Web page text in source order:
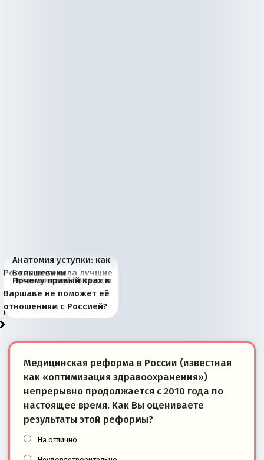
Анатомия уступки: как
Россия потеряла лучшие
рыбопромысловые
районы Баренцева
моря
Большевики
отличаются от «Яблока»
тем, что они -
победители
Киевская марионетка
Запада рассказала о
«переобувании» хозяев
В России назрели
перемены: 15 шагов к
суверенной экономике
Миграционный пожар
Европы
Россия начинает
сбрасывать балласт
Анкориджа
Россия зимой 1904
года: первые уступки во
внутренней политике
Русская нация вчера и
сегодня
Почему правый крах в
Варшаве не поможет её
отношениям с Россией?
Медицинская реформа в России (известная
как «оптимизация здравоохранения»)
непрерывно продолжается с 2010 года по
настоящее время. Как Вы оцениваете
результаты этой реформы?
На отлично